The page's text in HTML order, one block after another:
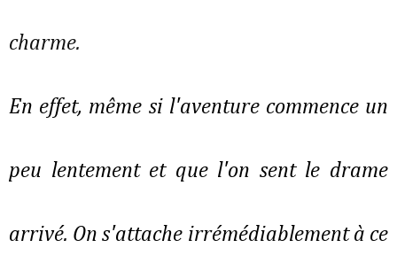
charme.
En effet, même si l'aventure commence un
peu lentement et que l'on sent le drame
arrivé. On s'attache irrémédiablement à ce